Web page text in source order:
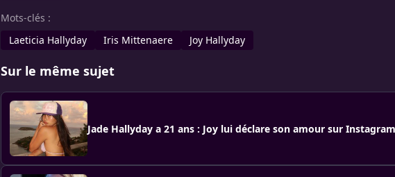
Mots-clés :
Laeticia Hallyday
Iris Mittenaere Joy Hallyday
Sur le même sujet
Jade Hallyday a 21 ans : Joy lui déclare son amour sur